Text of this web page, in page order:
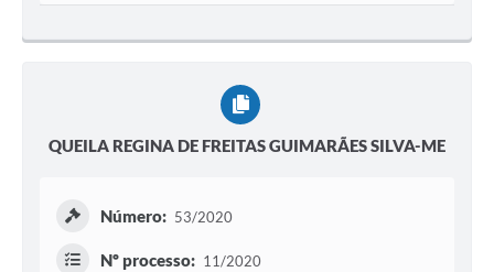
QUEILA REGINA DE FREITAS GUIMARÃES SILVA-ME
Número: 53/2020
Nº processo: 11/2020